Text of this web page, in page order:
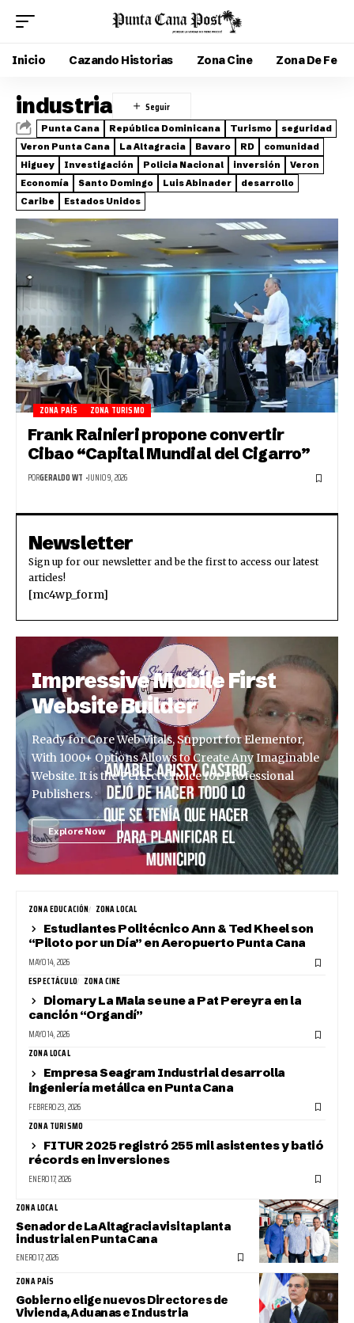
Inicio Cazando Historias Zona Cine Zona De Fe
industria
Punta Cana República Dominicana Turismo
seguridad
Veron Punta Cana
La Altagracia Bavaro RD
comunidad
Higuey
Investigación Policia Nacional inversión
Veron
Economía
Santo Domingo Luis Abinader
desarrollo
Caribe
Estados Unidos
ZONA PAÍS ZONA TURISMO
Frank Rainieri propone convertir
Cibao “Capital Mundial del Cigarro”
PORGERALDO WT JUNIO 9, 2026
Newsletter
Sign up for our newsletter and be the first to access our latest
articles!
[mc4wp_form]
Impressive Mobile First
Website Builder
Ready for Core Web Vitals, Support for Elementor,
With 1000+ Options Allows to Create Any Imaginable
Website. It is the Perfect Choice for Professional
Publishers.
Explore Now
ZONA EDUCACIÓN ZONA LOCAL
Estudiantes Politécnico Ann & Ted Kheel son
“Piloto por un Día” en Aeropuerto Punta Cana
MAYO 14, 2026
ESPECTÁCULO ZONA CINE
Diomary La Mala se une a Pat Pereyra en la
canción “Organdí”
MAYO 14, 2026
ZONA LOCAL
Empresa Seagram Industrial desarrolla
ingeniería metálica en Punta Cana
FEBRERO 23, 2026
ZONA TURISMO
FITUR 2025 registró 255 mil asistentes y batió
récords en inversiones
ENERO 17, 2026
ZONA LOCAL
Senador de La Altagracia visita planta
industrial en Punta Cana
ENERO 17, 2026
ZONA PAÍS
Gobierno elige nuevos Directores de
Vivienda, Aduanas e Industria